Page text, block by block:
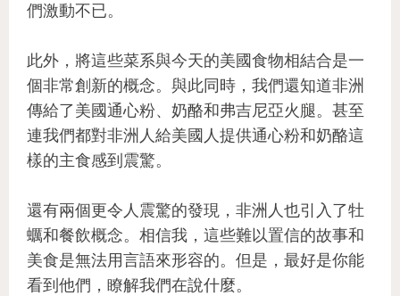
們激動不已。
此外，將這些菜系與今天的美國食物相結合是一
個非常創新的概念。與此同時，我們還知道非洲
傳給了美國通心粉、奶酪和弗吉尼亞火腿。甚至
連我們都對非洲人給美國人提供通心粉和奶酪這
樣的主食感到震驚。
還有兩個更令人震驚的發現，非洲人也引入了牡
蠣和餐飲概念。相信我，這些難以置信的故事和
美食是無法用言語來形容的。但是，最好是你能
看到他們，瞭解我們在說什麼。